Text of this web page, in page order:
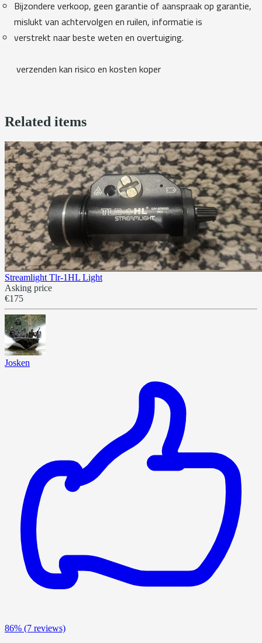
Bijzondere verkoop, geen garantie of aanspraak op garantie,
mislukt van achtervolgen en ruilen, informatie is
verstrekt naar beste weten en overtuiging.
verzenden kan risico en kosten koper
Related items
Streamlight Tlr-1HL Light
Asking price
€175
Josken
86% (7 reviews)